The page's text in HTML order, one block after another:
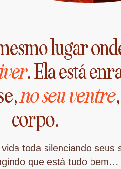
lugar
. Ela está
no seu ventre
corpo.
toda silenciando seus
que está tudo bem…